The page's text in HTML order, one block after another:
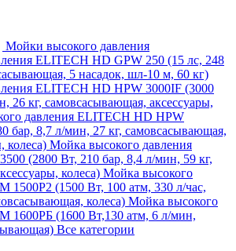
Мойки высокого давления
ELITECH HD GPW 250 (15 лс, 248
5 насадок, шл-10 м, 60 кг)
ELITECH HD HPW 3000IF (3000
26 кг, самовсасывающая, аксессуары,
давления ELITECH HD HPW
бар, 8,7 л/мин, 27 кг, самовсасывающая,
колеса) Мойка высокого давления
(2800 Вт, 210 бар, 8,4 л/мин, 59 кг,
колеса) Мойка высокого
1500P2 (1500 Вт, 100 атм, 330 л/час,
колеса) Мойка высокого
1600РБ (1600 Вт,130 атм, 6 л/мин,
Все категории